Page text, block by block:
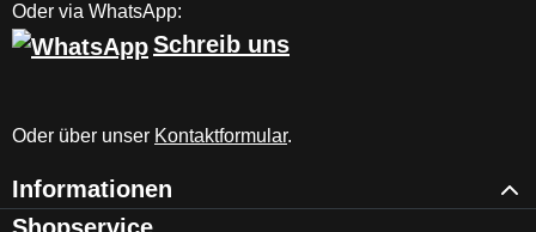
Oder via WhatsApp:
Schreib uns
Oder über unser Kontaktformular.
Informationen